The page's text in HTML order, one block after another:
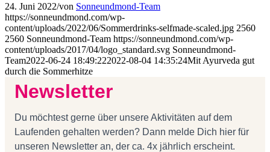
24. Juni 2022/von Sonneundmond-Team
https://sonneundmond.com/wp-
content/uploads/2022/06/Sommerdrinks-selfmade-scaled.jpg 2560
2560 Sonneundmond-Team https://sonneundmond.com/wp-
content/uploads/2017/04/logo_standard.svg Sonneundmond-
Team2022-06-24 18:49:222022-08-04 14:35:24Mit Ayurveda gut
durch die Sommerhitze
Newsletter
Du möchtest gerne über unsere Aktivitäten auf dem
Laufenden gehalten werden? Dann melde Dich hier für
unseren Newsletter an, der ca. 4x jährlich erscheint.